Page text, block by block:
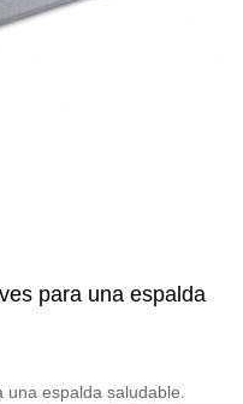
para una espalda
espalda saludable.